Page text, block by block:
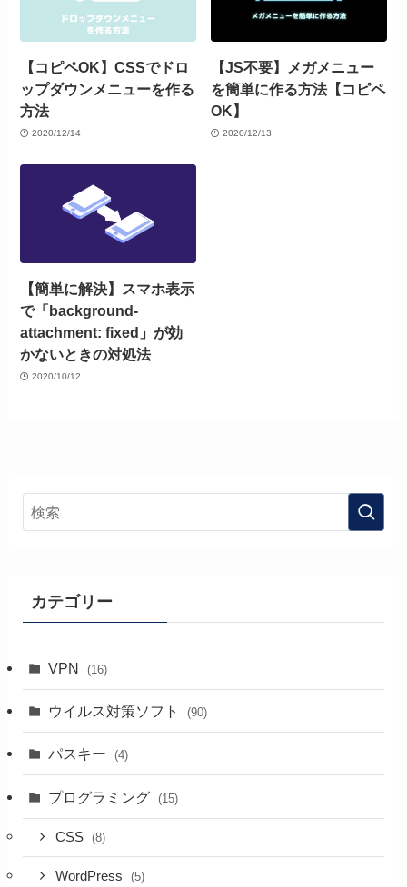
【コピペOK】CSSでドロ
ップダウンメニューを作る
方法
2020/12/14
【JS不要】メガメニュー
を簡単に作る方法【コピペ
OK】
2020/12/13
【簡単に解決】スマホ表示
で「background-
attachment: fixed」が効
かないときの対処法
2020/10/12
カテゴリー
VPN (16)
ウイルス対策ソフト (90)
パスキー (4)
プログラミング (15)
CSS (8)
WordPress (5)